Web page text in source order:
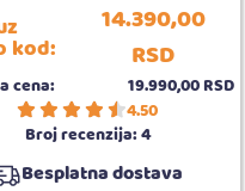
kod:
14.390,00
RSD
cena: 19.990,00RSD
4.50
Broj recenzija:4
Besplatna dostava